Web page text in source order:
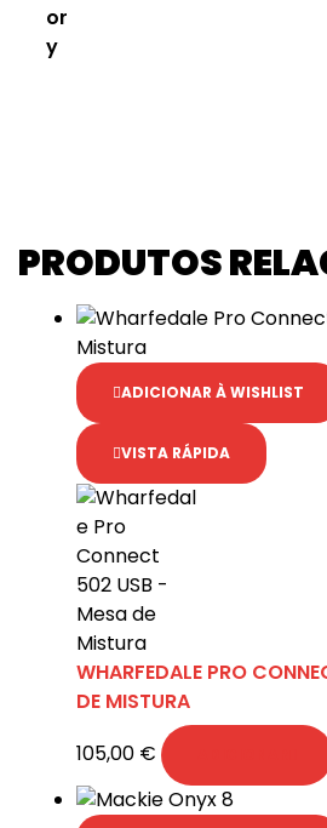
or
y
PRODUTOS
ADICIONAR À WISHLIST
VISTA RÁPIDA
WHARFEDALE PRO
DE MISTURA
105,00 €